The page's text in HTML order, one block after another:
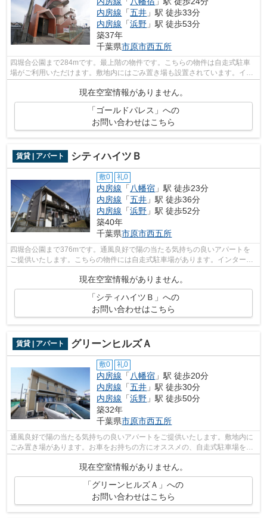
内房線 「五井 」駅 徒歩33分
内房線 「浜野 」駅 徒歩53分
築37年
千葉県市原市西五所
四堀合公園まで284mです。最上階の物件です。こちらの物件は自走式駐車
場がご利用いただけます。敷地内にはごみ置き場も設置されています。イン
ターネット回線がある物件です。株式会...
現在空室情報がありません。
「ゴールドパレス」への
お問い合わせはこちら
賃貸 | アパート シティハイツＢ
敷0 礼0
内房線 「八幡宿 」駅 徒歩23分
内房線 「五井 」駅 徒歩36分
内房線 「浜野 」駅 徒歩52分
築40年
千葉県市原市西五所
四堀合公園まで376mです。通風良好で陽の当たる気持ちの良いアパートを
ご提供いたします。こちらの物件には自走式駐車場があります。インターネ
現在空室情報がありません。
「シティハイツＢ」への
お問い合わせはこちら
賃貸 | アパート グリーンヒルズＡ
敷0 礼0
内房線 「 八幡宿 」駅 徒歩20分
内房線 「五井 」駅 徒歩30分
内房線 「浜野 」駅 徒歩50分
築32年
千葉県市原市西五所
通風良好で陽の当たる気持ちの良いアパートをご提供いたします。敷地内に
ごみ置き場があります。お車をお持ちの方にオススメの、自走式駐車場を利
現在空室情報がありません。
「グリーンヒルズＡ」への
お問い合わせはこちら